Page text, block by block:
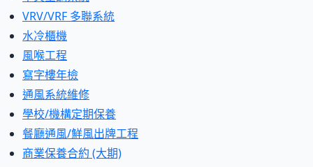
VRV/VRF 多聯系統
水冷櫃機
風喉工程
寫字樓年檢
通風系統維修
學校/機構定期保養
餐廳通風/鮮風出牌工程
商業保養合約 (大期)